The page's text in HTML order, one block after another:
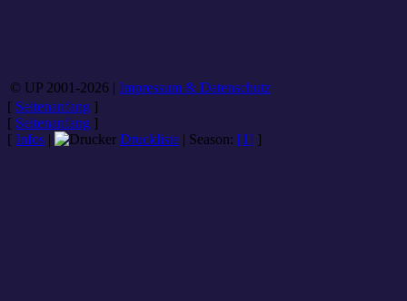
© UP 2001-2026 | Impressum & Datenschutz
[ Seitenanfang ]
[ Seitenanfang ]
[ Infos | Druckliste | Season: [1] ]